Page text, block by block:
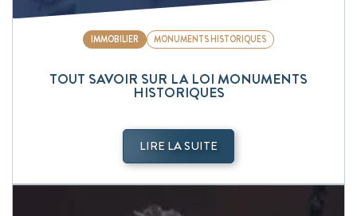
IMMOBILIER MONUMENTS HISTORIQUES
TOUT SAVOIR SUR LA LOI MONUMENTS
HISTORIQUES
LIRE LA SUITE